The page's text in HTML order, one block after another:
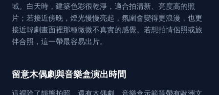
域。白天時，建築色彩很乾淨，適合拍清新、亮度高的照
片；若接近傍晚，燈光慢慢亮起，氛圍會變得更浪漫，也更
接近韓劇畫面裡那種微微不真實的感覺。若想拍情侶照或旅
伴合照，這一帶最容易出片。
留意木偶劇與音樂盒演出時間